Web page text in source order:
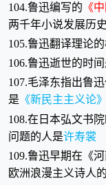
104.鲁迅编写的 《
两千年小说发展历
105.鲁迅翻译理论
106.鲁迅逝世的时
107.毛泽东指出鲁
是 《新民主主义论》
108.在日本弘文书
问题的人是许寿裳
109.鲁迅早期在《
欧洲浪漫主义诗人